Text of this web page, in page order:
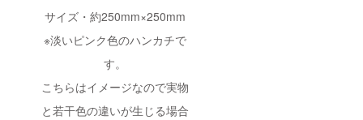
サイズ・約250mm×250mm
※淡いピンク色のハンカチで
す。
こちらはイメージなので実物
と若干色の違いが生じる場合